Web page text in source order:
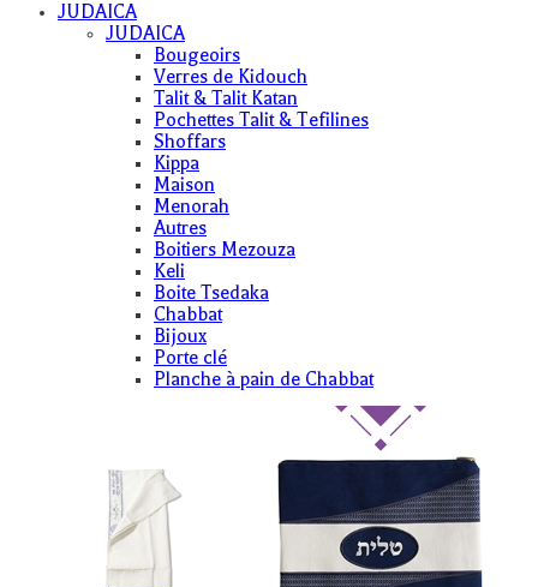
JUDAICA
JUDAICA
Bougeoirs
Verres de Kidouch
Talit & Talit Katan
Pochettes Talit & Tefilines
Shoffars
Kippa
Maison
Menorah
Autres
Boitiers Mezouza
Keli
Boite Tsedaka
Chabbat
Bijoux
Porte clé
Planche à pain de Chabbat